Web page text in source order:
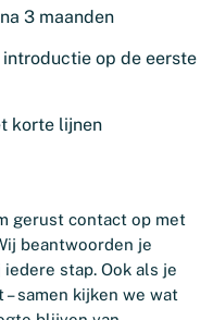
3 maanden
op de eerste
korte lijnen
gerust contact op met
beantwoorden je
stap. Ook als je
samen kijken we wat